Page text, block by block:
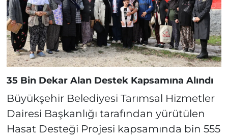
35 Bin Dekar Alan Destek Kapsamına Alındı
Büyükşehir Belediyesi Tarımsal Hizmetler
Dairesi Başkanlığı tarafından yürütülen
Hasat Desteği Projesi kapsamında bin 555